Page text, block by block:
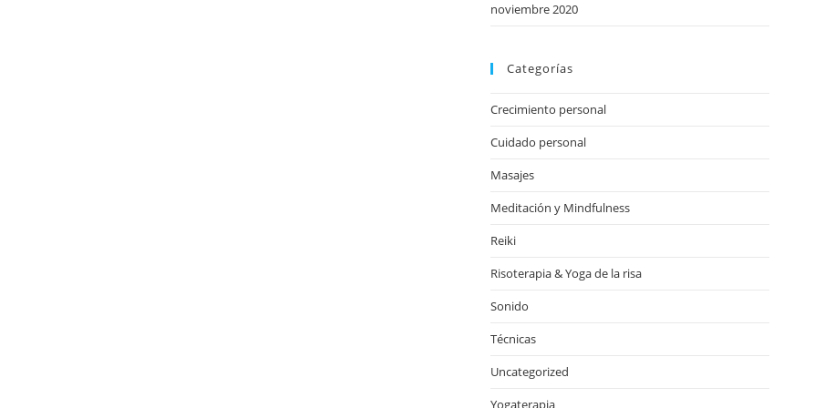
noviembre 2020
Categorías
Crecimiento personal
Cuidado personal
Masajes
Meditación y Mindfulness
Reiki
Risoterapia & Yoga de la risa
Sonido
Técnicas
Uncategorized
Yogaterapia